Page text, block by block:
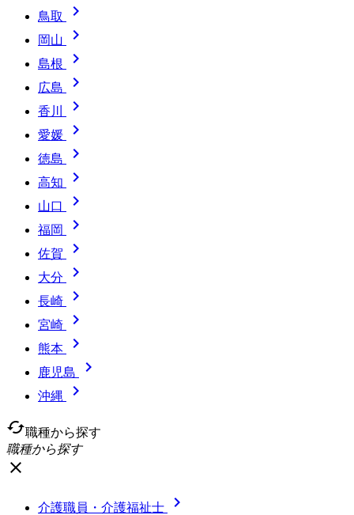
鳥取 
岡山 
島根 
広島 
香川 
愛媛 
徳島 
高知 
山口 
福岡 
佐賀 
大分 
長崎 
宮崎 
熊本 
鹿児島 
沖縄

cached職種から探す
職種から探す
close
介護職員・介護福祉士 